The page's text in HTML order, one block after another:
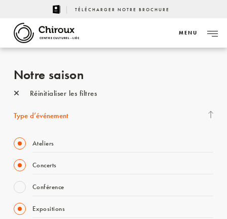
TÉLÉCHARGER NOTRE BROCHURE
CENTRE CULTUREL - LIÈGE
MENU
Notre saison
Réinitialiser les filtres
Type d’événement
Ateliers
Concerts
Conférence
Expositions